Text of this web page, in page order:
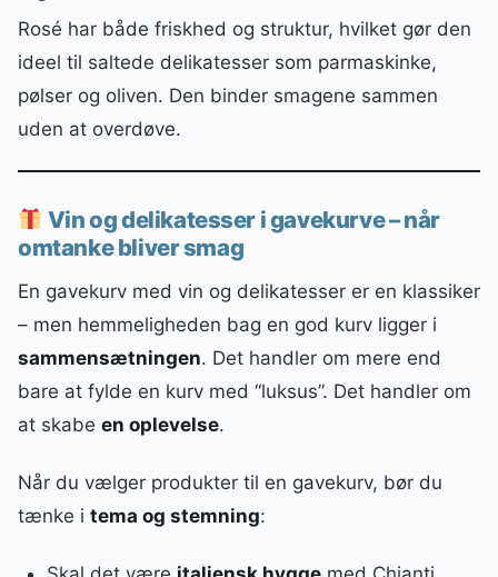
Rosé har både friskhed og struktur, hvilket gør den
ideel til saltede delikatesser som parmaskinke,
pølser og oliven. Den binder smagene sammen
uden at overdøve.
Vin og delikatesser i gavekurve – når
omtanke bliver smag
En gavekurv med vin og delikatesser er en klassiker
– men hemmeligheden bag en god kurv ligger i
sammensætningen. Det handler om mere end
bare at fylde en kurv med “luksus”. Det handler om
at skabe en oplevelse.
Når du vælger produkter til en gavekurv, bør du
tænke i tema og stemning: